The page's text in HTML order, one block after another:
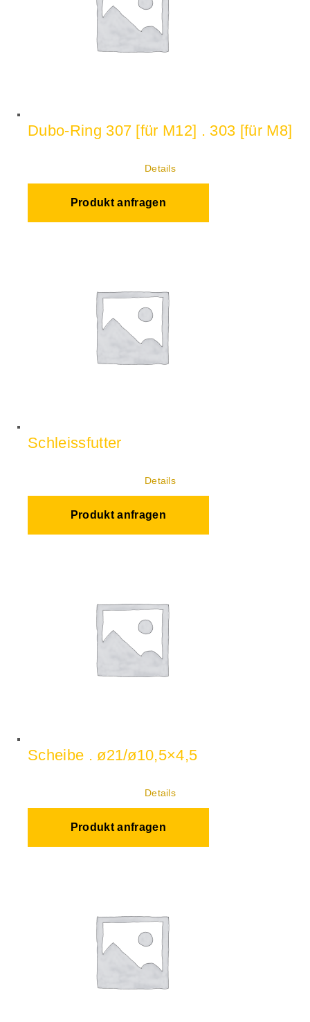
Dubo-Ring 307 [für M12] . 303 [für M8]
Details
Produkt anfragen
Schleissfutter
Details
Produkt anfragen
Scheibe . ø21/ø10,5×4,5
Details
Produkt anfragen